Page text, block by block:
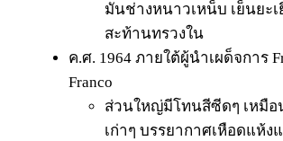
มันช่างหนาวเหน็บ เย็นยะ
สะท้านทรวงใน
ค.ศ. 1964 ภายใต้ผู้นำเผด็จการ
Franco
ส่วนใหญ่มีโทนสีซีดๆ เหมือ
เก่าๆ บรรยากาศเหือดแห้ง